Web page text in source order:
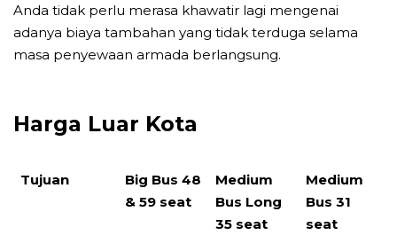
Anda tidak perlu merasa khawatir lagi mengenai
adanya biaya tambahan yang tidak terduga selama
masa penyewaan armada berlangsung.
Harga Luar Kota
Tujuan
Big Bus 48
& 59 seat
Medium
Bus Long
35 seat
Medium
Bus 31
seat